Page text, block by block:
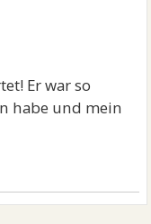
Er war so
habe und mein